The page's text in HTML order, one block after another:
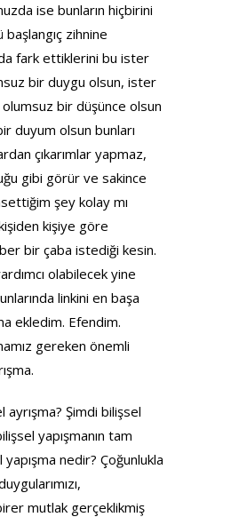
ise bunların hiçbirini
başlangıç zihnine
fark ettiklerini bu ister
bir duygu olsun, ister
bir düşünce olsun
duyum olsun bunları
çıkarımlar yapmaz,
gibi görür ve sakince
şey kolay mı
kişiye göre
bir çaba istediği kesin.
olabilecek yine
linkini en başa
ekledim. Efendim.
gereken önemli
Şimdi bilişsel
yapışmanın tam
nedir? Çoğunlukla
mutlak gerçeklikmiş